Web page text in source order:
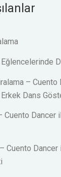
Eğlencelerinde
– Cuento
Dans
Cuento
Cuento